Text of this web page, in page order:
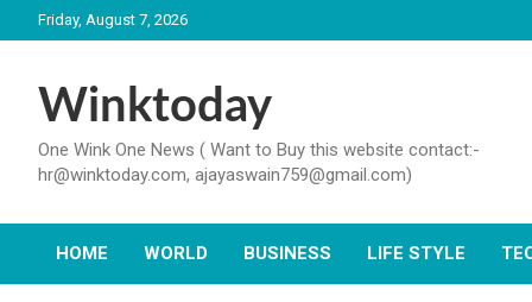
to
Friday, August 7, 2026
Winktoday
One Wink One News ( Want to Buy this website contact:-
hr@winktoday.com, ajayaswain759@gmail.com)
HOME WORLD BUSINESS LIFE STYLE